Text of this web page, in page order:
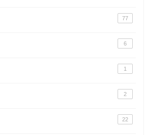
77
6
1
2
22